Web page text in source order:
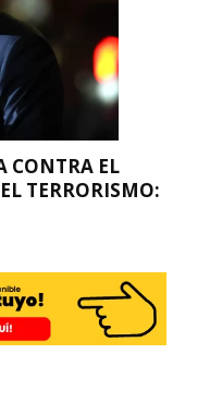
CONTRA EL
TERRORISMO: